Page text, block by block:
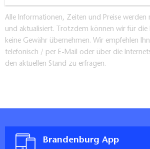
Alle Informationen, Zeiten und Preise
und aktualisiert. Trotzdem können wir für die
keine Gewähr übernehmen. Wir empfehlen
telefonisch / per E-Mail oder über die
den aktuellen Stand zu erfragen.
Brandenburg App